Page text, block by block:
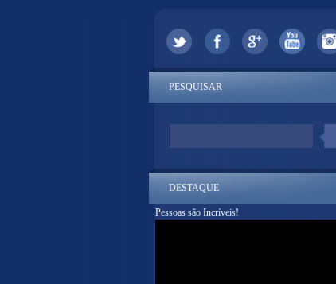
PESQUISAR
DESTAQUE
Pessoas são Incríveis!